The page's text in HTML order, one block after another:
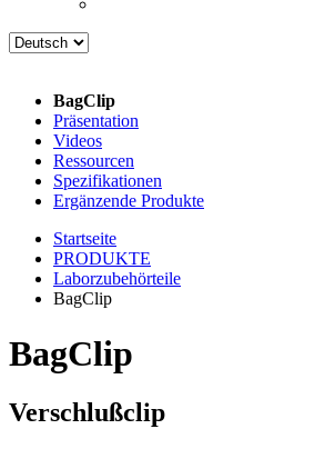
BagClip
Präsentation
Videos
Ressourcen
Spezifikationen
Ergänzende Produkte
Startseite
PRODUKTE
Laborzubehörteile
BagClip
BagClip
Verschlußclip